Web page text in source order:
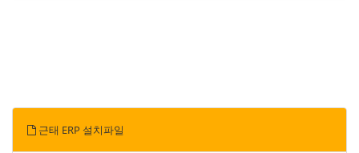
근태 ERP 설치파일